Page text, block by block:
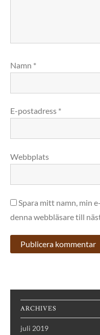
Namn *
E-postadress *
Webbplats
Spara mitt namn, min
denna webbläsare till
ARCHIVES
juli 2019